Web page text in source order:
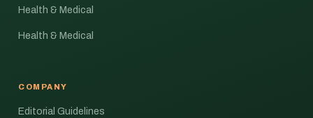
Health & Medical
Health & Medical
COMPANY
Editorial Guidelines